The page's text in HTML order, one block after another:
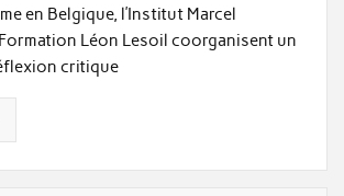
en Belgique, l’Institut Marcel
Léon Lesoil coorganisent un
critique